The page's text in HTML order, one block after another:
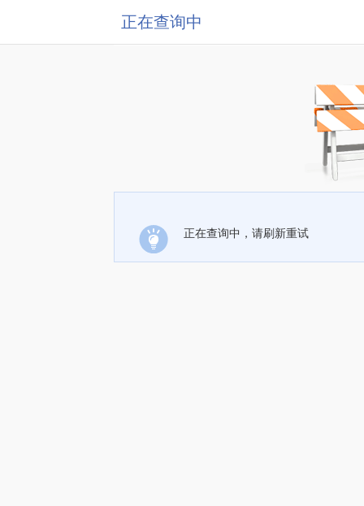
正在查询中
正在查询中，请刷新重试